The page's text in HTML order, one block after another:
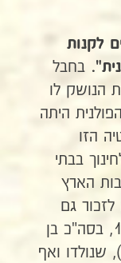
לקנות
בחבל
הנושק לו
היתה
הזו
בבתי
הארץ
גם
שצעירים כמו גור אריה (יליד 1904, בסה"כ בן
שנולדו ואף